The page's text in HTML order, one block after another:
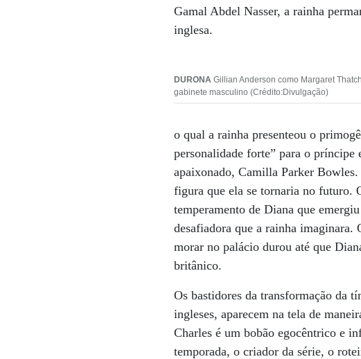
Gamal Abdel Nasser, a rainha
inglesa.
DURONA Gillian Anderson como Margaret
gabinete masculino (Crédito:Divulgação)
o qual a rainha presenteou o
personalidade forte” para o príncipe
apaixonado, Camilla Parker
figura que ela se tornaria no futuro.
temperamento de Diana que
desafiadora que a rainha imaginara.
morar no palácio durou até que
britânico.
Os bastidores da transformação da
ingleses, aparecem na tela de
Charles é um bobão egocêntrico e
temporada, o criador da série, o